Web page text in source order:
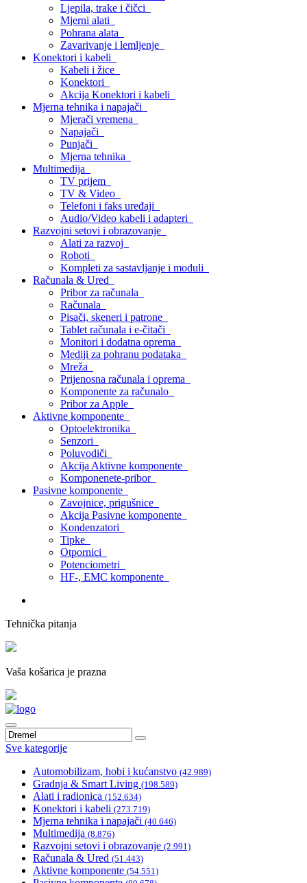
Ljepila, trake i čičci
Mjerni alati
Pohrana alata
Zavarivanje i lemljenje
Konektori i kabeli
Kabeli i žice
Konektori
Akcija Konektori i kabeli
Mjerna tehnika i napajači
Mjerači vremena
Napajači
Punjači
Mjerna tehnika
Multimedija
TV prijem
TV & Video
Telefoni i faks uređaji
Audio/Video kabeli i adapteri
Razvojni setovi i obrazovanje
Alati za razvoj
Roboti
Kompleti za sastavljanje i moduli
Računala & Ured
Pribor za računala
Računala
Pisači, skeneri i patrone
Tablet računala i e-čitači
Monitori i dodatna oprema
Mediji za pohranu podataka
Mreža
Prijenosna računala i oprema
Komponente za računalo
Pribor za Apple
Aktivne komponente
Optoelektronika
Senzori
Poluvodiči
Akcija Aktivne komponente
Komponenete-pribor
Pasivne komponente
Zavojnice, prigušnice
Akcija Pasivne komponente
Kondenzatori
Tipke
Otpornici
Potenciometri
HF-, EMC komponente
Tehnička pitanja
Vaša košarica je prazna
Sve kategorije
Automobilizam, hobi i kućanstvo (42.989)
Gradnja & Smart Living (198.589)
Alati i radionica (152.634)
Konektori i kabeli (273.719)
Mjerna tehnika i napajači (40.646)
Multimedija (8.876)
Razvojni setovi i obrazovanje (2.991)
Računala & Ured (51.443)
Aktivne komponente (54.551)